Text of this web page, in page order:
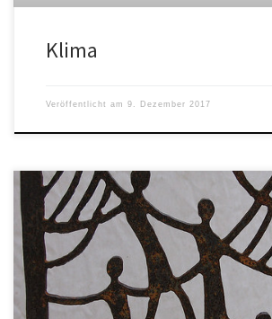
Klima
Veröffentlicht am 9. Dezember 2017
Woran erkennt man den Unterschied zwischen
und Klimareligion? Den Unterschied stets
ist wichtig, weil eine Verwechslungsgefahr